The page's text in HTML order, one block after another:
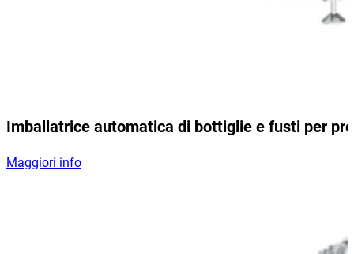
Imballatrice automatica di bottiglie e fusti per
Maggiori info